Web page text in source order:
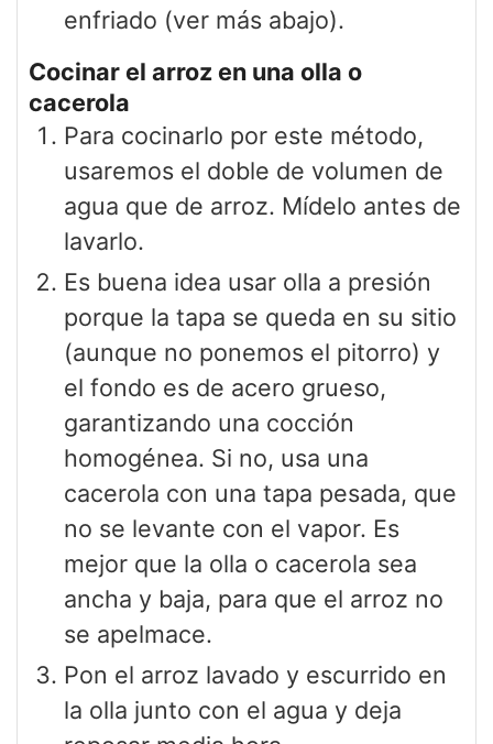
enfriado (ver más abajo).
Cocinar el arroz en una olla o
cacerola
Para cocinarlo por este método,
usaremos el doble de volumen de
agua que de arroz. Mídelo antes de
lavarlo.
Es buena idea usar olla a presión
porque la tapa se queda en su sitio
(aunque no ponemos el pitorro) y
el fondo es de acero grueso,
garantizando una cocción
homogénea. Si no, usa una
cacerola con una tapa pesada, que
no se levante con el vapor. Es
mejor que la olla o cacerola sea
ancha y baja, para que el arroz no
se apelmace.
Pon el arroz lavado y escurrido en
la olla junto con el agua y deja